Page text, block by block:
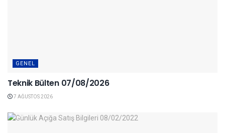
GENEL
Teknik Bülten 07/08/2026
7 AĞUSTOS 2026